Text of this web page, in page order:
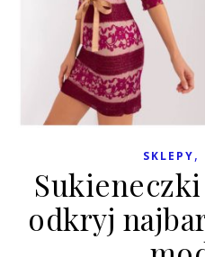
SKLEPY,
odkryj